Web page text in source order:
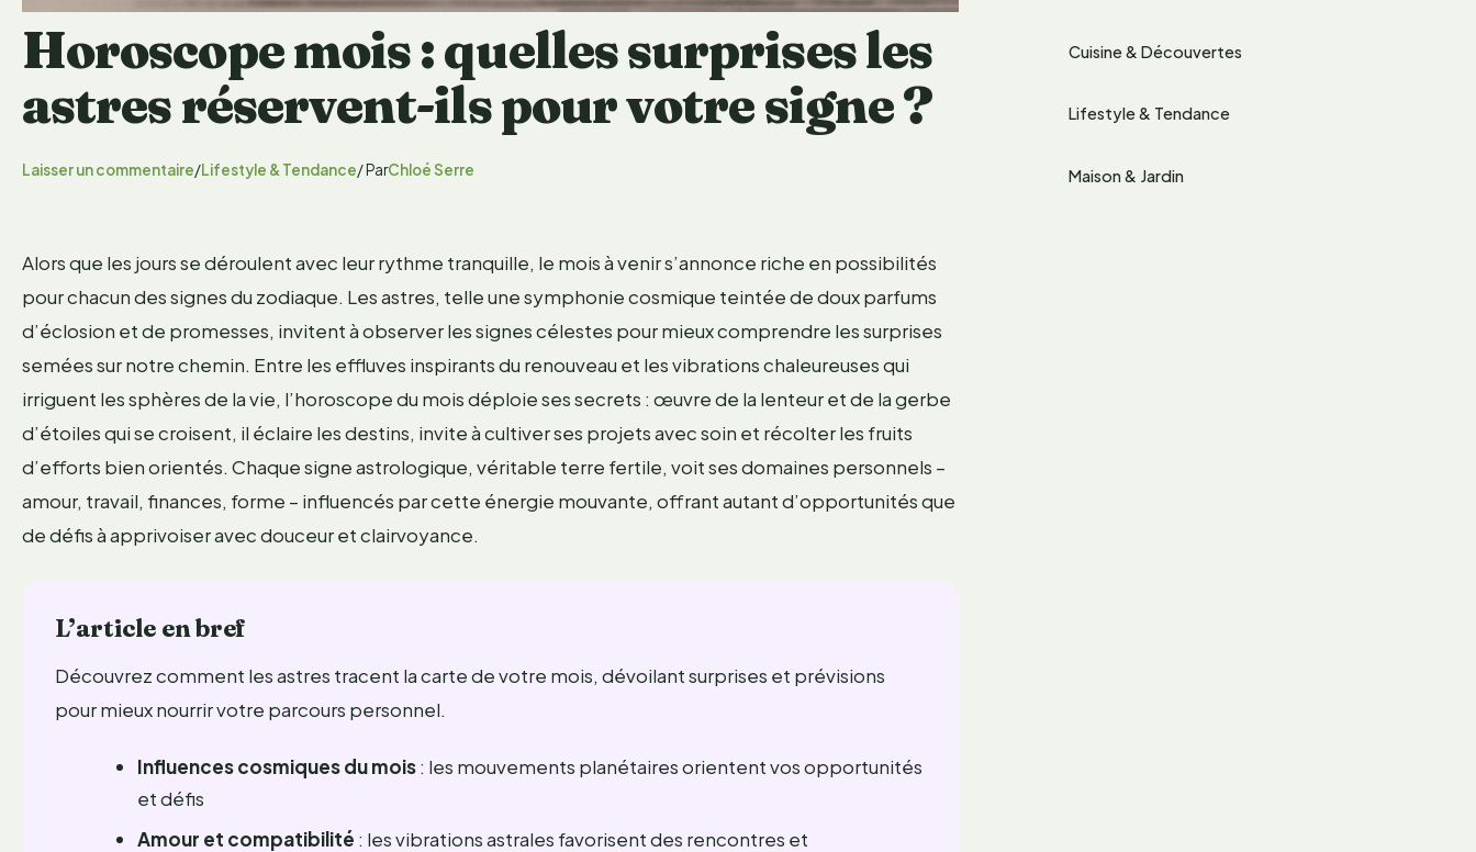
Horoscope mois : quelles surprises les
astres réservent-ils pour votre signe ?
Laisser un commentaire/Lifestyle & Tendance/ ParChloé Serre
Alors que les jours se déroulent avec leur rythme tranquille, le mois à venir s’annonce riche en possibilités
pour chacun des signes du zodiaque. Les astres, telle une symphonie cosmique teintée de doux parfums
d’éclosion et de promesses, invitent à observer les signes célestes pour mieux comprendre les surprises
semées sur notre chemin. Entre les effluves inspirants du renouveau et les vibrations chaleureuses qui
irriguent les sphères de la vie, l’horoscope du mois déploie ses secrets : œuvre de la lenteur et de la gerbe
d’étoiles qui se croisent, il éclaire les destins, invite à cultiver ses projets avec soin et récolter les fruits
d’efforts bien orientés. Chaque signe astrologique, véritable terre fertile, voit ses domaines personnels –
amour, travail, finances, forme – influencés par cette énergie mouvante, offrant autant d’opportunités que
de défis à apprivoiser avec douceur et clairvoyance.
L’article en bref
Découvrez comment les astres tracent la carte de votre mois, dévoilant surprises et prévisions
pour mieux nourrir votre parcours personnel.
Influences cosmiques du mois: les mouvements planétaires orientent vos opportunités
et défis
Amour et compatibilité : les vibrations astrales favorisent des rencontres et
Cuisine & Découvertes
Lifestyle & Tendance
Maison & Jardin